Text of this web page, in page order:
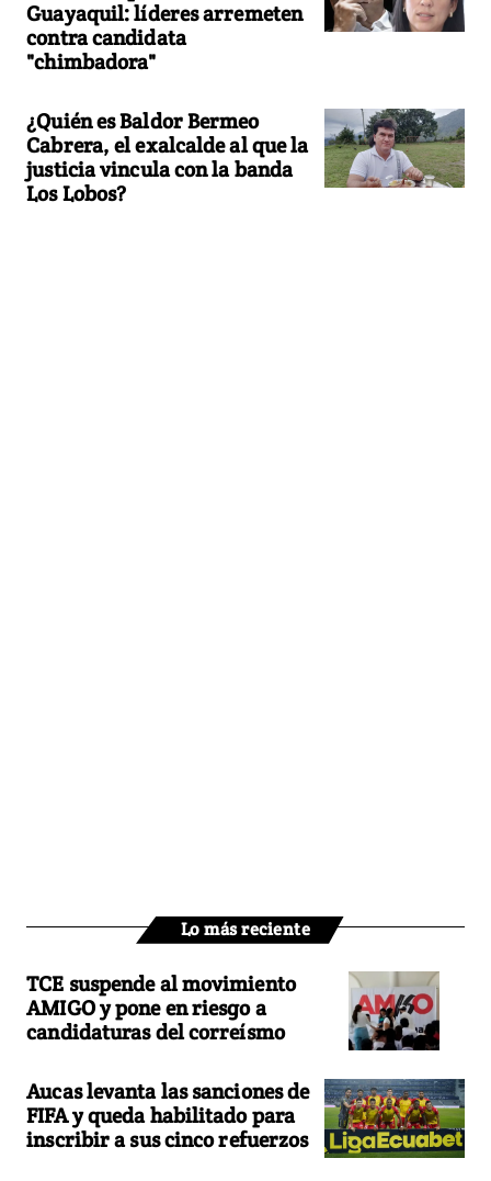
Guayaquil: líderes arremeten
contra candidata
"chimbadora"
¿Quién es Baldor Bermeo
Cabrera, el exalcalde al que la
justicia vincula con la banda
Los Lobos?
Lo más reciente
TCE suspende al movimiento
AMIGO y pone en riesgo a
candidaturas del correísmo
Aucas levanta las sanciones de
FIFA y queda habilitado para
inscribir a sus cinco refuerzos